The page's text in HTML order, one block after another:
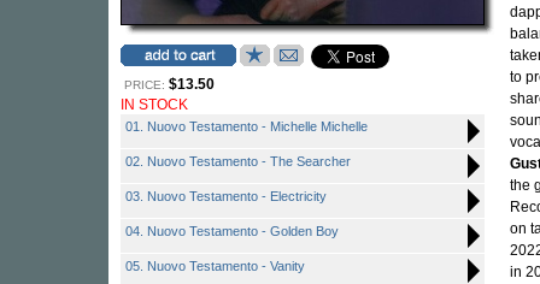
PRICE: $13.50
IN STOCK
01. Nuovo Testamento - Michelle Michelle
02. Nuovo Testamento - The Searcher
03. Nuovo Testamento - Electricity
04. Nuovo Testamento - Golden Boy
05. Nuovo Testamento - Vanity
to
the
on
in